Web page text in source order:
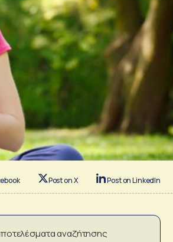
Post on X Post on LinkedIn
αναζήτησης